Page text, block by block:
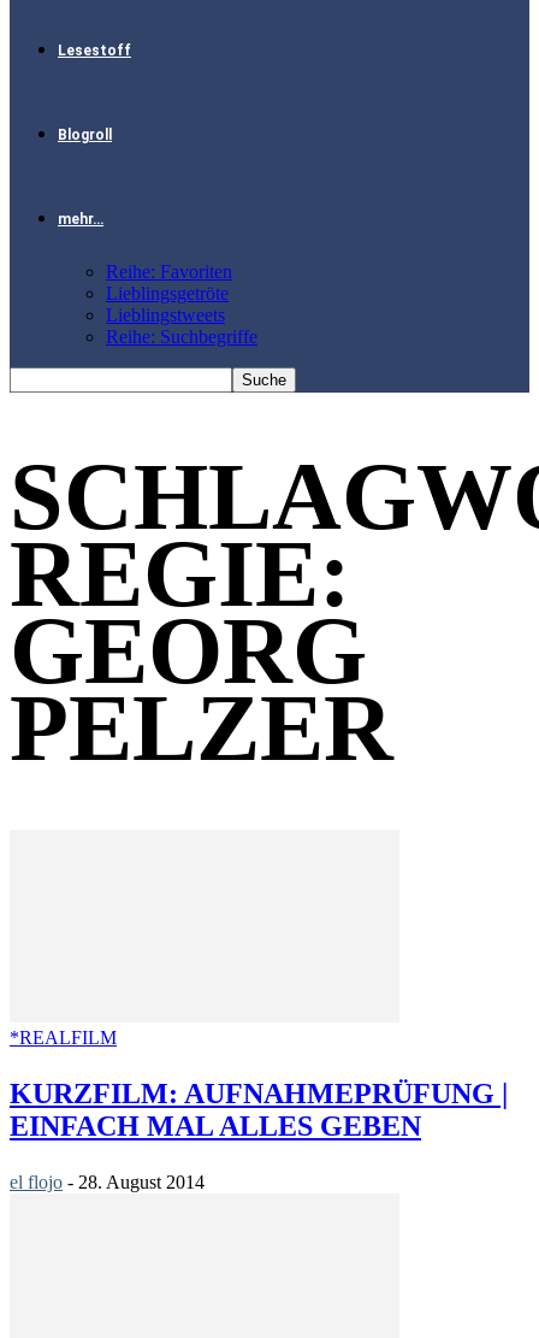
Lesestoff
Blogroll
mehr…
Reihe: Favoriten
Lieblingsgetröte
Lieblingstweets
Reihe: Suchbegriffe
REGIE:
GEORG
PELZER
*REALFILM
KURZFILM: AUFNAHMEPRÜFUNG |
EINFACH MAL ALLES GEBEN
el flojo - 28. August 2014